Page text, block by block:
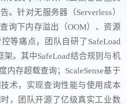
。针对无服务器（Serverless）
询下内存溢出（OOM）、资源
等痛点，团队自研了SafeLoad
架。其中SafeLoad结合规则与机
内存超载查询；ScaleSense基于
术，实现查询性能与使用成本
，团队开源了亿级真实工业数